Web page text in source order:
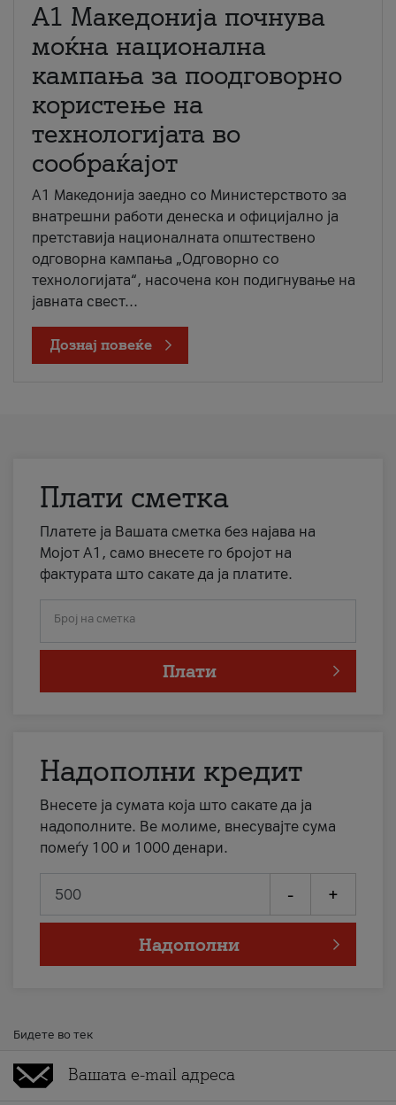
A1 Македонија почнува
моќна национална
кампања за поодговорно
користење на
технологијата во
сообраќајот
A1 Македонија заедно со Министерството за
внатрешни работи денеска и официјално ја
претставија националната општествено
одговорна кампања „Одговорно со
технологијата“, насочена кон подигнување на
јавната свест...
Дознај повеќе
Плати сметка
Платете ја Вашата сметка без најава на
Мојот А1, само внесете го бројот на
фактурата што сакате да ја платите.
Број на сметка
Плати
Надополни кредит
Внесете ја сумата која што сакате да ја
надополните. Ве молиме, внесувајте сума
помеѓу 100 и 1000 денари.
- +
Надополни
Бидете во тек